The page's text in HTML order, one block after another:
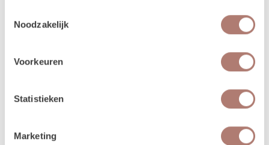
Noodzakelijk
Voorkeuren
Statistieken
Marketing